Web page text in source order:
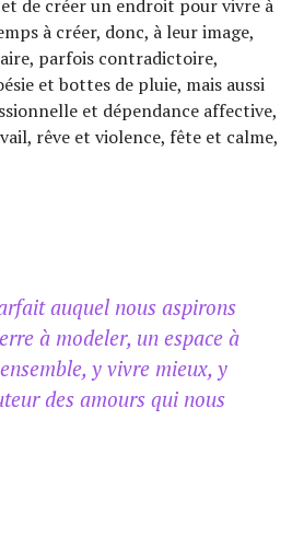
de créer un endroit pour vivre à
à créer, donc, à leur image,
parfois contradictoire,
et bottes de pluie, mais aussi
et dépendance affective,
rêve et violence, fête et calme,
auquel nous aspirons
à modeler, un espace à
y vivre mieux, y
des amours qui nous